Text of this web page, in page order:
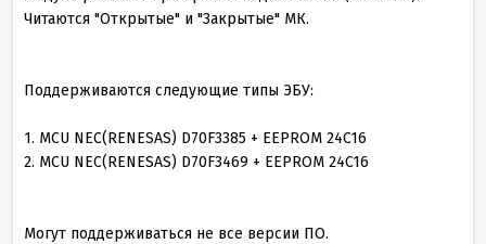
Читаются "Открытые" и "Закрытые" МК.
Поддерживаются следующие типы ЭБУ:
1. MCU NEC(RENESAS) D70F3385 + EEPROM 24C16
2. MCU NEC(RENESAS) D70F3469 + EEPROM 24C16
Могут поддерживаться не все версии ПО.